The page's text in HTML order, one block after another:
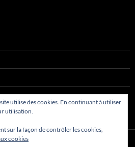
utilise des cookies. En continuant à utiliser
utilisation.
sur la façon de contrôler les cookies,
cookies